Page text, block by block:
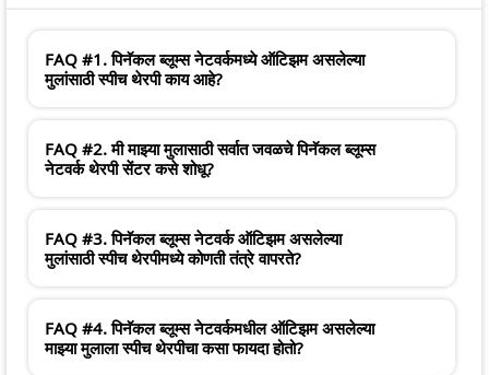
FAQ #1. पिनॅकल ब्लूम्स नेटवर्कमध्ये ऑटिझम असलेल्या
मुलांसाठी स्पीच थेरपी काय आहे?
FAQ #2. मी माझ्या मुलासाठी सर्वात जवळचे पिनॅकल ब्लूम्स
नेटवर्क थेरपी सेंटर कसे शोधू?
FAQ #3. पिनॅकल ब्लूम्स नेटवर्क ऑटिझम असलेल्या
मुलांसाठी स्पीच थेरपीमध्ये कोणती तंत्रे वापरते?
FAQ #4. पिनॅकल ब्लूम्स नेटवर्कमधील ऑटिझम असलेल्या
माझ्या मुलाला स्पीच थेरपीचा कसा फायदा होतो?